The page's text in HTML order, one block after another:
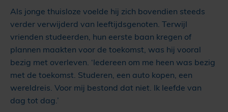
Als jonge thuisloze voelde hij zich bovendien steeds
verder verwijderd van leeftijdsgenoten. Terwijl
vrienden studeerden, hun eerste baan kregen of
plannen maakten voor de toekomst, was hij vooral
bezig met overleven. ‘Iedereen om me heen was bezig
met de toekomst. Studeren, een auto kopen, een
wereldreis. Voor mij bestond dat niet. Ik leefde van
dag tot dag.’